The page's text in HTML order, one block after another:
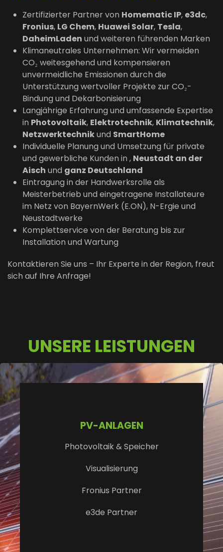
Zertifizierter Partner von Homematic IP, e3dc,
Fronius, LG Chem, Huawei Solar, Tesla,
DaheimLaden und weiteren führenden Marken
Klimaneutrales Unternehmen: Wir vermeiden
CO₂ weitesgehend und kompensieren
unvermeidliche Emissionen durch die
Unterstützung wertvoller Projekte zur CO₂-
Bindung und Dekarbonisierung
Langjährige Erfahrung und umfassende Expertise
in Photovoltaik, Elektrotechnik, Klimatechnik,
Netzwerktechnikund SmartHome
Individuelle Planung und Umsetzung für private
und gewerbliche Kunden in , Neustadt an der
Aisch und ganz Deutschland
Eintragung in der Handwerksrolle als
Meisterbetrieb und eingetragene Installateure
im Netz von BayernWerk (E.ON), N-Ergie und
Neustadtwerke
Komplettservice von der Beratung bis zur
Installation und Wartung
Kontaktieren Sie uns – Ihr Experte in der Region, freut
sich auf Ihre Anfrage!
UNSERE LEISTUNGEN
PV-ANLAGEN
Photovoltaik & Speicher
Visualisierung
Fronius Partner
e3de Partner